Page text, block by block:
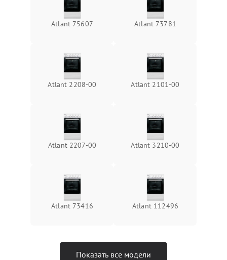
Atlant 75607 Atlant 73781
Atlant 2208-00 Atlant 2101-00
Atlant 2207-00 Atlant 3210-00
Atlant 73416 Atlant 112496
Показать все модели